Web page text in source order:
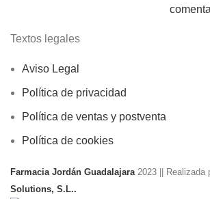
Textos legales
Aviso Legal
Política de privacidad
Política de ventas y postventa
Política de cookies
Farmacia Jordán Guadalajara 2023 || Realizada
Solutions, S.L..